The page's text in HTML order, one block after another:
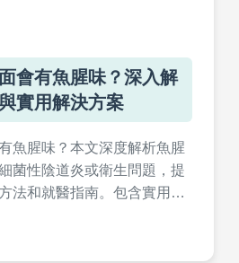
會有魚腥味？深入解
實用解決方案
魚腥味？本文深度解析魚腥
菌性陰道炎或衛生問題，提
法和就醫指南。包含實用居
。